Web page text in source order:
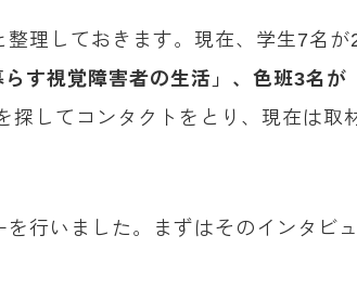
理しておきます。現在、学生7名が
す視覚障害者の生活」、色班3名が
してコンタクトをとり、現在は取
行いました。まずはそのインタビ